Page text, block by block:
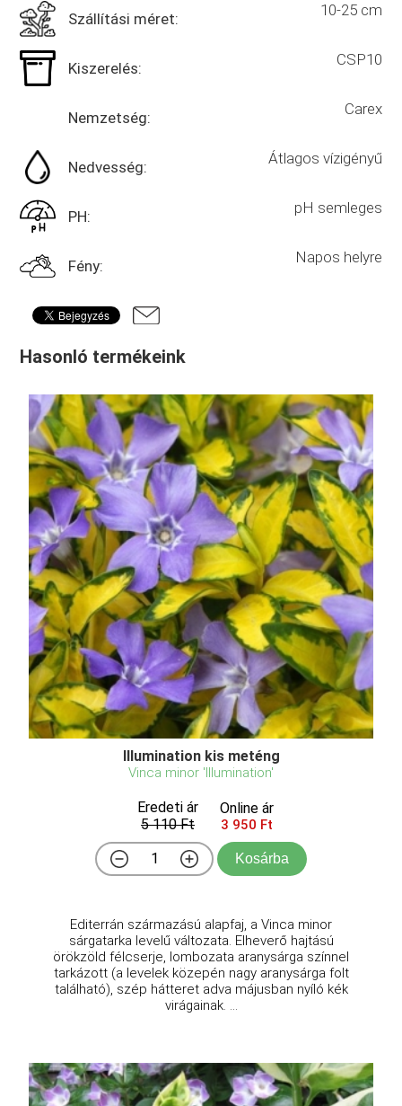
Szállítási méret: 10-25 cm
Kiszerelés: CSP10
Nemzetség: Carex
Nedvesség: Átlagos vízigényű
PH: pH semleges
Fény: Napos helyre
Hasonló termékeink
Illumination kis meténg
Vinca minor 'Illumination'
Eredeti ár
5 110 Ft
Online ár
3 950 Ft
Kosárba
Editerrán származású alapfaj, a Vinca minor
sárgatarka levelű változata. Elheverő hajtású
örökzöld félcserje, lombozata aranysárga színnel
tarkázott (a levelek közepén nagy aranysárga folt
található), szép hátteret adva májusban nyíló kék
virágainak. ...